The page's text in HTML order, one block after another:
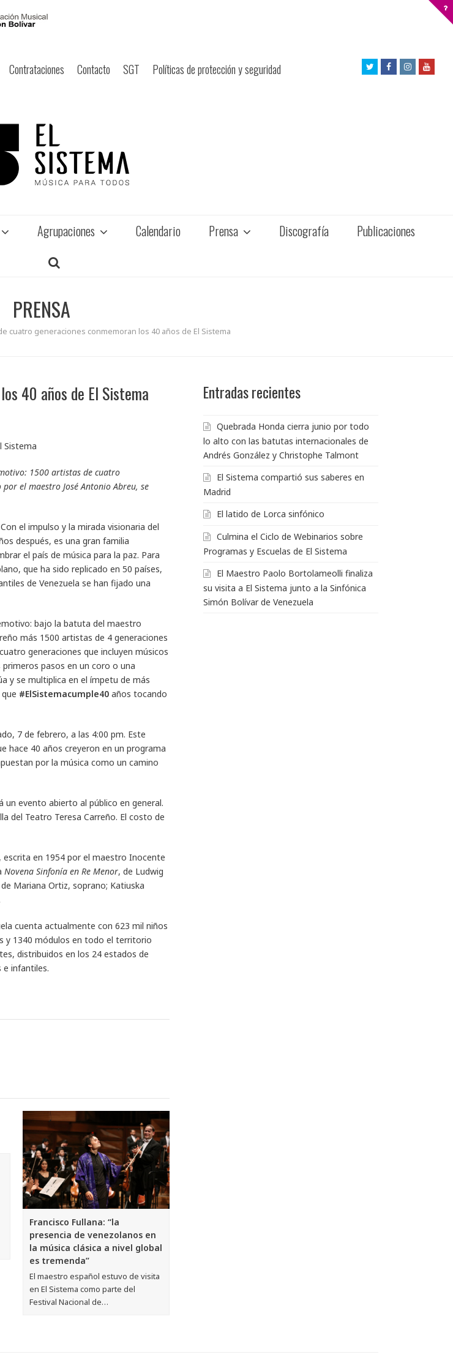
Contrataciones Contacto SGT Políticas de protección y seguridad
TwitterFacebookInstagram
Agrupaciones Calendario Prensa Discografía Publicaciones
PRENSA
cuatro generaciones conmemoran los 40 años de El Sistema
40 años de El Sistema
1500 artistas de cuatro
el maestro José Antonio Abreu, se
el impulso y la mirada visionaria del
después, es una gran familia
el país de música para la paz. Para
que ha sido replicado en 50 países,
de Venezuela se han fijado una
bajo la batuta del maestro
más 1500 artistas de 4 generaciones
generaciones que incluyen músicos
pasos en un coro o una
y se multiplica en el ímpetu de más
#ElSistemacumple40 años tocando
7 de febrero, a las 4:00 pm. Este
hace 40 años creyeron en un programa
por la música como un camino
un evento abierto al público en general.
del Teatro Teresa Carreño. El costo de
, escrita en 1954 por el maestro Inocente
Novena Sinfonía en Re Menor, de Ludwig
Mariana Ortiz, soprano; Katiuska
cuenta actualmente con 623 mil niños
y 1340 módulos en todo el territorio
distribuidos en los 24 estados de
e infantiles.
Francisco Fullana: “la
presencia de venezolanos en
la música clásica a nivel global
es tremenda”
El maestro español estuvo de visita
en El Sistema como parte del
Festival Nacional de…
Entradas recientes
Quebrada Honda cierra junio por todo
lo alto con las batutas internacionales de
Andrés González y Christophe Talmont
El Sistema compartió sus saberes en
Madrid
El latido de Lorca sinfónico
Culmina el Ciclo de Webinarios sobre
Programas y Escuelas de El Sistema
El Maestro Paolo Bortolameolli finaliza
su visita a El Sistema junto a la Sinfónica
Simón Bolívar de Venezuela